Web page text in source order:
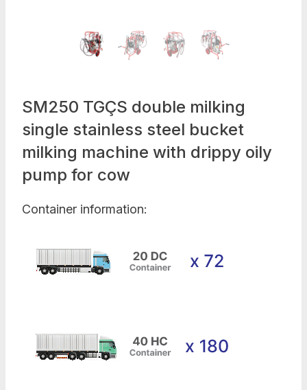
SM250 TGÇS double milking
single stainless steel bucket
milking machine with drippy oily
pump for cow
Container information: